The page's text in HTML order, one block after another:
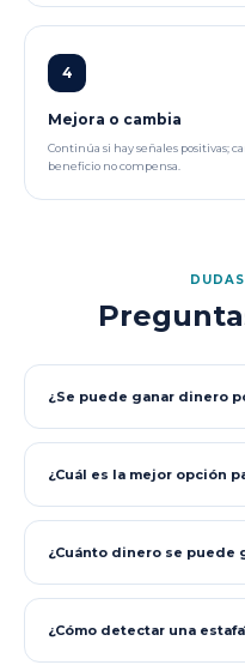
4
Mejora o cambia
Continúa si hay señales positivas;
beneficio no compensa.
¿Se puede ganar dinero
¿Cuál es la mejor opción
¿Cuánto dinero se puede
¿Cómo detectar una